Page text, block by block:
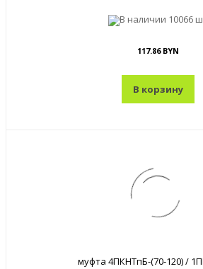
В наличии 10066
117.86 BYN
В корзину
муфта 4ПКНТпБ-(70-120) /